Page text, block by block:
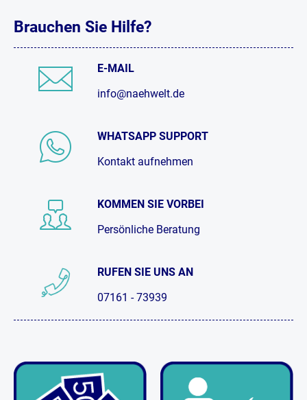
Brauchen Sie Hilfe?
E-MAIL
info@naehwelt.de
WHATSAPP SUPPORT
Kontakt aufnehmen
KOMMEN SIE VORBEI
Persönliche Beratung
RUFEN SIE UNS AN
07161 - 73939